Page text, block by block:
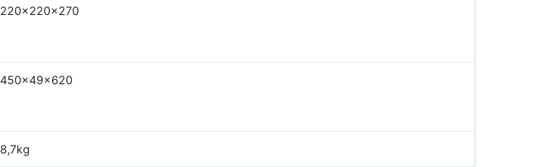
220x220x270
450x49x620
8,7kg